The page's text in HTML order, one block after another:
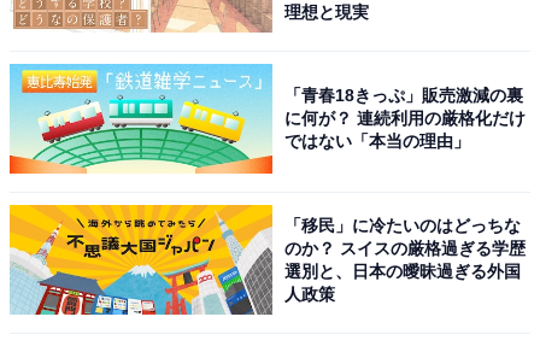
理想と現実
「青春18きっぷ」販売激減の裏
に何が？ 連続利用の厳格化だけ
ではない「本当の理由」
「移民」に冷たいのはどっちな
のか？ スイスの厳格過ぎる学歴
選別と、日本の曖昧過ぎる外国
人政策